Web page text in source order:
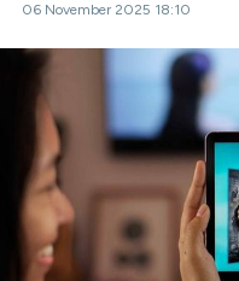
06 November 2025 18:10